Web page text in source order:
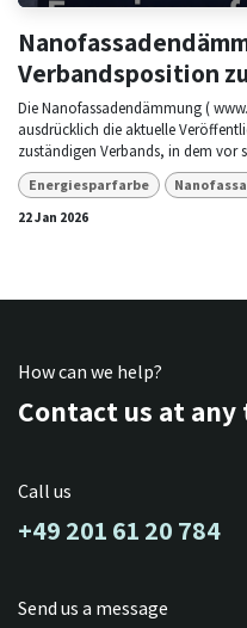
Verbandsposition
Die Nanofassadendämmung (
ausdrücklich die aktuelle
zuständigen Verbands, in dem vor
Energiesparfarbe
22 Jan 2026
How can we help?
Contact us at any
Call us
+49 201 61 20 784
Send us a message